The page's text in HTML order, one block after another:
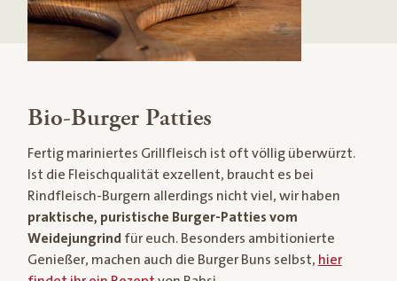
Bio-Burger Patties
Fertig mariniertes Grillfleisch ist oft völlig überwürzt.
Ist die Fleischqualität exzellent, braucht es bei
Rindfleisch-Burgern allerdings nicht viel, wir haben
praktische, puristische Burger-Patties vom
Weidejungrind für euch. Besonders ambitionierte
Genießer, machen auch die Burger Buns selbst, hier